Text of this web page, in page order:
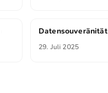
Datensouveränität
29. Juli 2025